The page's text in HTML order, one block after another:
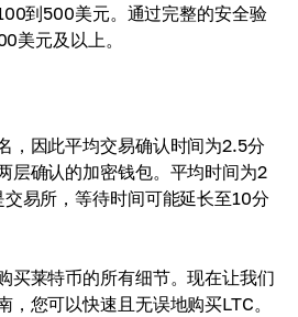
到500美元。通过完整的安全验
美元及以上。
，因此平均交易确认时间为2.5分
层确认的加密钱包。平均时间为2
易所，等待时间可能延长至10分
买莱特币的所有细节。现在让我们
您可以快速且无误地购买LTC。